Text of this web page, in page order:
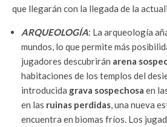
que llegarán con la llegada de la
ARQUEOLOGÍA: La arqueología
mundos, lo que permite más
jugadores descubrirán arena
habitaciones de los templos del
introducida grava sospechosa en
en las ruinas perdidas, una nueva
encuentra en biomas fríos. Los